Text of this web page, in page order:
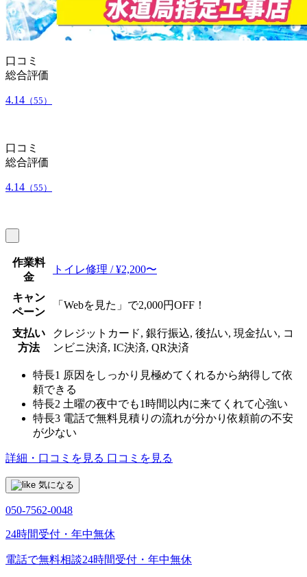
口コミ
総合評価
4.14 （55）
口コミ
総合評価
4.14 （55）
作業料
金
トイレ修理 / ¥2,200〜
キャン
ペーン
「Webを見た」で2,000円OFF！
支払い
方法
クレジットカード, 銀行振込, 後払い, 現金払い, コ
ンビニ決済, IC決済, QR決済
特長1 原因をしっかり見極めてくれるから納得して依
頼できる
特長2 土曜の夜中でも1時間以内に来てくれて心強い
特長3 電話で無料見積りの流れが分かり依頼前の不安
が少ない
詳細・口コミを見る 口コミを見る
気になる
050-7562-0048
24時間受付・年中無休
電話で無料相談24時間受付・年中無休